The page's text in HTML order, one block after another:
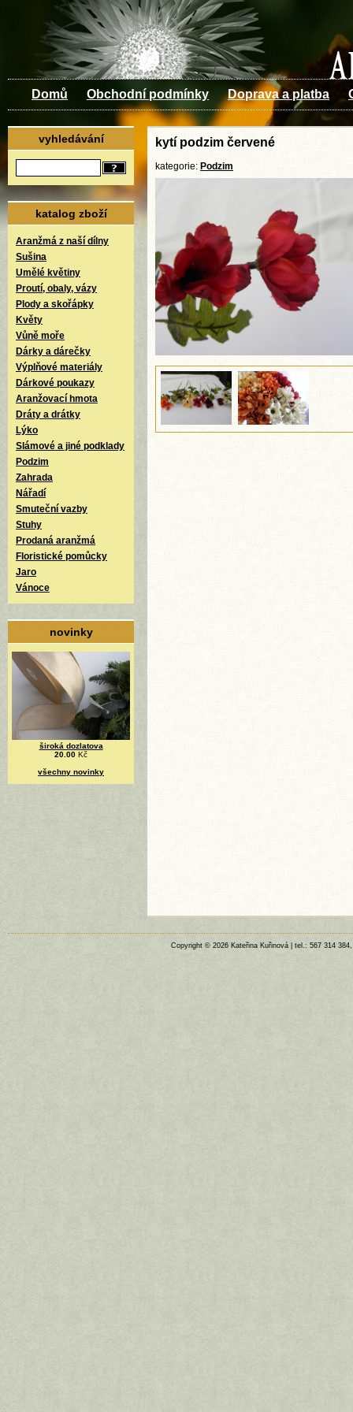
Domů Obchodní podmínky Doprava a platba
vyhledávání
katalog zboží
Aranžmá z naší dílny
Sušina
Umělé květiny
Proutí, obaly, vázy
Plody a skořápky
Květy
Vůně moře
Dárky a dárečky
Výplňové materiály
Dárkové poukazy
Aranžovací hmota
Dráty a drátky
Lýko
Slámové a jiné podklady
Podzim
Zahrada
Nářadí
Smuteční vazby
Stuhy
Prodaná aranžmá
Floristické pomůcky
Jaro
Vánoce
novinky
široká dozlatova
20.00 Kč
všechny novinky
kytí podzim červené
kategorie: Podzim
Copyright © 2026 Kateřina Kuřinová | tel.: 567 314